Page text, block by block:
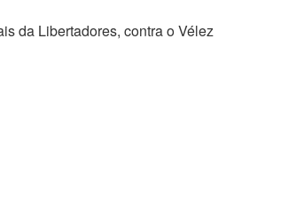
da Libertadores, contra o Vélez